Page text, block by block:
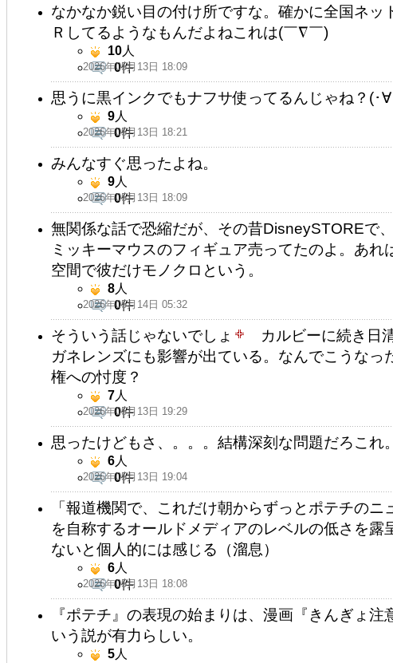
なかなか鋭い目の付け所ですな。確かに全国ネッ
Ｒしてるようなもんだよねこれは(￣∇￣)
2026年05月13日 18:09
10人
0件
思うに黒インクでもナフサ使ってるんじゃね？(･∀
2026年05月13日 18:21
9人
0件
みんなすぐ思ったよね。
2026年05月13日 18:09
9人
0件
無関係な話で恐縮だが、その昔DisneySTOREで
ミッキーマウスのフィギュア売ってたのよ。あれ
空間で彼だけモノクロという。
2026年05月14日 05:32
8人
0件
そういう話じゃないでしょ
カルビーに続き日
ガネレンズにも影響が出ている。なんでこうなっ
権への忖度？
2026年05月13日 19:29
7人
0件
思ったけどもさ、。。。結構深刻な問題だろこれ
2026年05月13日 19:04
6人
0件
「報道機関で、これだけ朝からずっとポテチの
を自称するオールドメディアのレベルの低さを露
ないと個人的には感じる（溜息）
2026年05月13日 18:08
6人
0件
『ポテチ』の表現の始まりは、漫画『きんぎょ
いう説が有力らしい。
5人